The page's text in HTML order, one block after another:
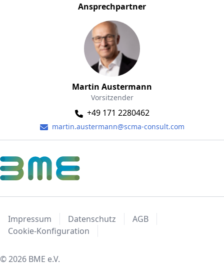
Ansprechpartner
Martin Austermann
Vorsitzender
+49 171 2280462
martin.austermann@scma-consult.com
Impressum Datenschutz
AGB
Cookie-Konfiguration
© 2026 BME e.V.